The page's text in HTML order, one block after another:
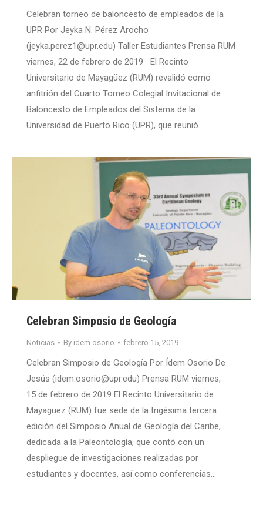
Celebran torneo de baloncesto de empleados de la
UPR Por Jeyka N. Pérez Arocho
(jeyka.perez1@upr.edu) Taller Estudiantes Prensa RUM
viernes, 22 de febrero de 2019 El Recinto
Universitario de Mayagüez (RUM) revalidó como
anfitrión del Cuarto Torneo Colegial Invitacional de
Baloncesto de Empleados del Sistema de la
Universidad de Puerto Rico (UPR), que reunió…
Celebran Simposio de Geología
Noticias By idem.osorio febrero 15, 2019
Celebran Simposio de Geología Por Ídem Osorio De
Jesús (idem.osorio@upr.edu) Prensa RUM viernes,
15 de febrero de 2019 El Recinto Universitario de
Mayagüez (RUM) fue sede de la trigésima tercera
edición del Simposio Anual de Geología del Caribe,
dedicada a la Paleontología, que contó con un
despliegue de investigaciones realizadas por
estudiantes y docentes, así como conferencias…